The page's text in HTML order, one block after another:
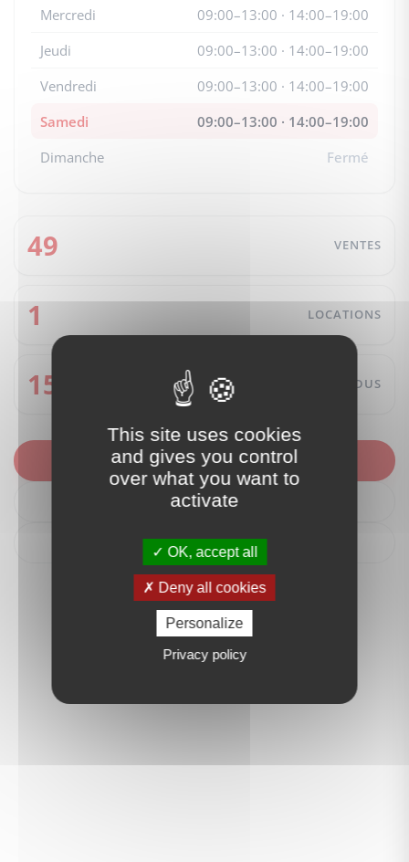
49 VENTES
1 LOCATIONS
15 VENDUS
Nous contacter
Itinéraire
Déposer un avis
Mercredi
09:00–13:00 · 14:00–19:00
Jeudi
09:00–13:00 · 14:00–19:00
Vendredi
09:00–13:00 · 14:00–19:00
Samedi
09:00–13:00 · 14:00–19:00
Dimanche
Fermé
This site uses cookies
and gives you control
over what you want to
activate
OK, accept all
Deny all cookies
Personalize
Privacy policy